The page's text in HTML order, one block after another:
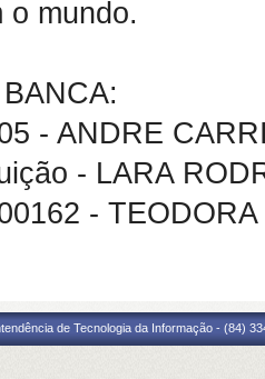
o mundo.
- ANDRE
- LARA
-
de Tecnologia da Informação - (84)